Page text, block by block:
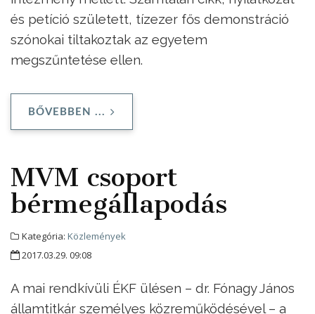
és petíció született, tízezer fős demonstráció
szónokai tiltakoztak az egyetem
megszűntetése ellen.
BŐVEBBEN ...
MVM csoport
bérmegállapodás
Kategória: Közlemények
2017.03.29. 09:08
A mai rendkívüli ÉKF ülésen – dr. Fónagy János
államtitkár személyes közreműködésével – a